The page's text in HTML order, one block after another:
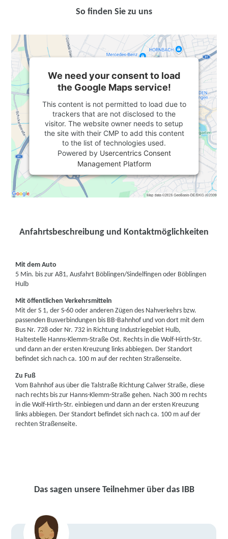
So finden Sie zu uns
We need your consent to load
the Google Maps service!
This content is not permitted to load due to
trackers that are not disclosed to the
visitor. The website owner needs to setup
the site with their CMP to add this content
to the list of technologies used.
Powered by Usercentrics Consent
Management Platform
Anfahrtsbeschreibung und Kontaktmöglichkeiten
Mit dem Auto
5 Min. bis zur A81, Ausfahrt Böblingen/Sindelfingen oder Böblingen
Hulb
Mit öffentlichen Verkehrsmitteln
Mit der S 1, der S-60 oder anderen Zügen des Nahverkehrs bzw.
passenden Busverbindungen bis BB-Bahnhof und von dort mit dem
Bus Nr. 728 oder Nr. 732 in Richtung Industriegebiet Hulb,
Haltestelle Hanns-Klemm-Straße Ost. Rechts in die Wolf-Hirth-Str.
und dann an der ersten Kreuzung links abbiegen. Der Standort
befindet sich nach ca. 100 m auf der rechten Straßenseite.
Zu Fuß
Vom Bahnhof aus über die Talstraße Richtung Calwer Straße, diese
nach rechts bis zur Hanns-Klemm-Straße gehen. Nach 300 m rechts
in die Wolf-Hirth-Str. einbiegen und dann an der ersten Kreuzung
links abbiegen. Der Standort befindet sich nach ca. 100 m auf der
rechten Straßenseite.
Das sagen unsere Teilnehmer über das IBB